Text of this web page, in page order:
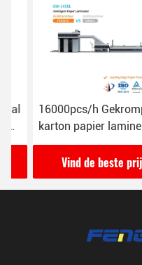
16000pcs/h Gekrompen
karton papier lamineren
machine GW-1450L Anti
Vind de beste prijs